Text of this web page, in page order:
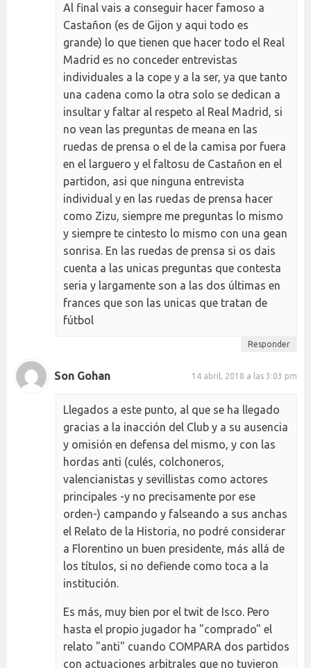
Al final vais a conseguir hacer famoso a
Castañon (es de Gijon y aqui todo es
grande) lo que tienen que hacer todo el Real
Madrid es no conceder entrevistas
individuales a la cope y a la ser, ya que tanto
una cadena como la otra solo se dedican a
insultar y faltar al respeto al Real Madrid, si
no vean las preguntas de meana en las
ruedas de prensa o el de la camisa por fuera
en el larguero y el faltosu de Castañon en el
partidon, asi que ninguna entrevista
individual y en las ruedas de prensa hacer
como Zizu, siempre me preguntas lo mismo
y siempre te cintesto lo mismo con una gean
sonrisa. En las ruedas de prensa si os dais
cuenta a las unicas preguntas que contesta
seria y largamente son a las dos últimas en
frances que son las unicas que tratan de
fútbol
Responder
Son Gohan 14 abril, 2018 a las 3:03 pm
Llegados a este punto, al que se ha llegado
gracias a la inacción del Club y a su ausencia
y omisión en defensa del mismo, y con las
hordas anti (culés, colchoneros,
valencianistas y sevillistas como actores
principales -y no precisamente por ese
orden-) campando y falseando a sus anchas
el Relato de la Historia, no podré considerar
a Florentino un buen presidente, más allá de
los títulos, si no defiende como toca a la
institución.
Es más, muy bien por el twit de Isco. Pero
hasta el propio jugador ha "comprado" el
relato "anti" cuando COMPARA dos partidos
con actuaciones arbitrales que no tuvieron